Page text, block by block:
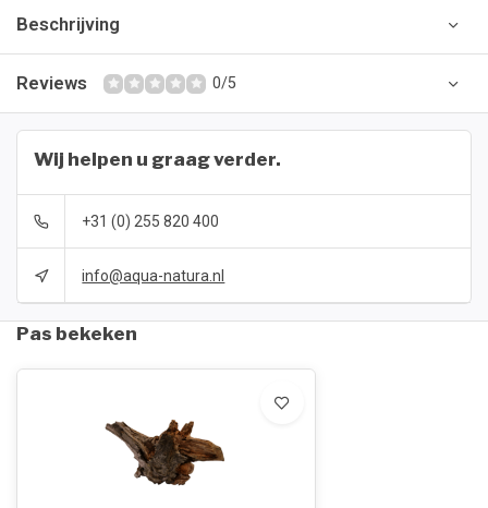
Beschrijving
Reviews 0/5
Wij helpen u graag verder.
+31 (0) 255 820 400
info@aqua-natura.nl
Pas bekeken